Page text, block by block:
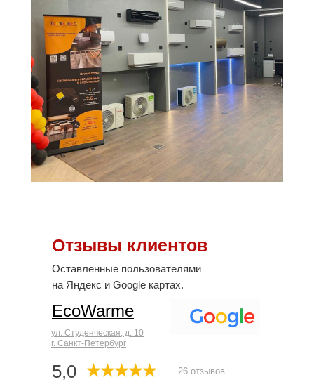
Отзывы клиентов
Оставленные пользователями
на Яндекс и Google картах.
5,0 26 отзывов
ул. Студенческая, д. 10
г. Санкт-Петербург
EcoWarme